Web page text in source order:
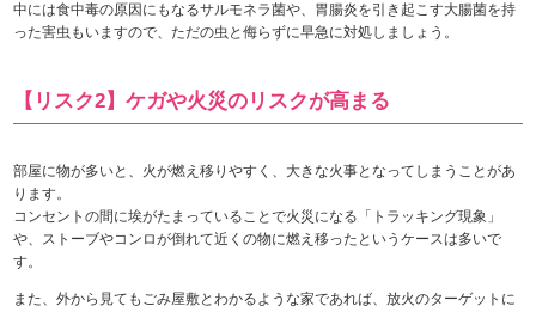
中には食中毒の原因にもなるサルモネラ菌や、胃腸炎を引き起こす大腸菌を持
った害虫もいますので、ただの虫と侮らずに早急に対処しましょう。
【リスク2】ケガや火災のリスクが高まる
部屋に物が多いと、火が燃え移りやすく、大きな火事となってしまうことがあ
ります。
コンセントの間に埃がたまっていることで火災になる「トラッキング現象」
や、ストーブやコンロが倒れて近くの物に燃え移ったというケースは多いで
す。
また、外から見てもごみ屋敷とわかるような家であれば、放火のターゲットに